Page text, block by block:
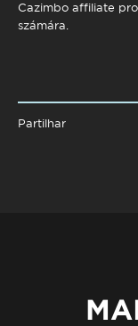
Cazimbo affiliate
számára.
Partilhar